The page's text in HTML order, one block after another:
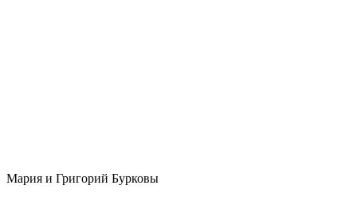
Мария и Григорий Бурковы